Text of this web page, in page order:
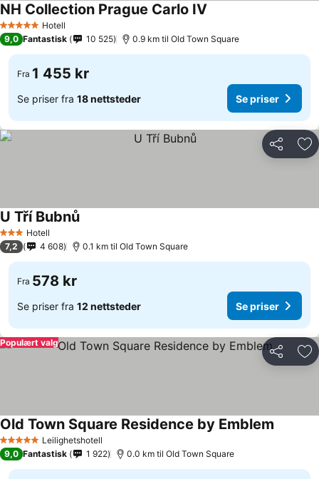
5 Stjerner Hotell
NH Collection Prague Carlo IV
9,0 Fantastisk 10 525 0.9 km til Old Town Square
Fra 1 455 kr
Se priser fra 18 nettsteder Se priser
Del
3 StjernerHotell
U Tří BubnůSe priser
7,2 4 608 0.1 km til Old Town Square
Fra 578 kr
Se priser fra 12 nettsteder Se priser
Del
Populært valg
5 Stjerner Leilighetshotell
Old Town Square Residence by Emblem
9,0 Fantastisk 1 922 0.0 km til Old Town Square